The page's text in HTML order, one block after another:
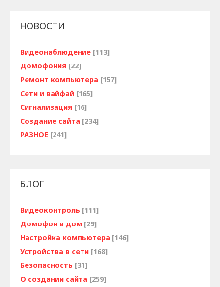
НОВОСТИ
Видеонаблюдение [113]
Домофония [22]
Ремонт компьютера [157]
Сети и вайфай [165]
Сигнализация [16]
Создание сайта [234]
РАЗНОЕ [241]
БЛОГ
Видеоконтроль [111]
Домофон в дом [29]
Настройка компьютера [146]
Устройства в сети [168]
Безопасность [31]
О создании сайта [259]